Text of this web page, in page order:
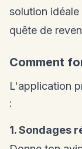
solution
quête de
Comment
L'application
:
1. Sondages